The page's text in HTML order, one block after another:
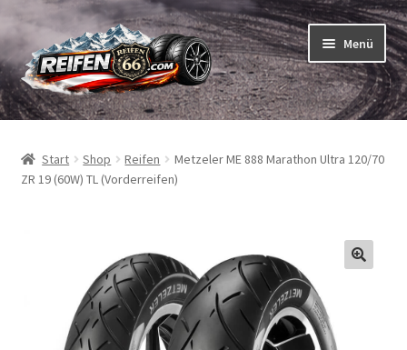
Zur
Navigation
springen
Zum
Inhalt
springen
Menü
Reifen
Schläuche
Start Shop Reifen
Metzeler ME 888 Marathon Ultra 120/70
ZR 19 (60W) TL (Vorderreifen)